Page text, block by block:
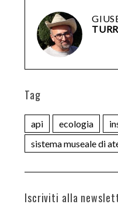
Tag
api ecologia
sistema museale di
Iscriviti alla